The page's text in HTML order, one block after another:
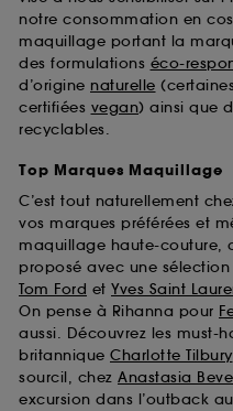
notre consommation en
maquillage portant la
des formulations éco-
d’origine naturelle
certifiées vegan) ainsi que
recyclables.
Top Marques Maquillage
C’est tout naturellement
vos marques préférées et
maquillage haute-couture,
proposé avec une
Tom Ford et Yves Saint
On pense à Rihanna pour
aussi. Découvrez les must-
britannique Charlotte Tilbury
sourcil, chez Anastasia
excursion dans l’outback